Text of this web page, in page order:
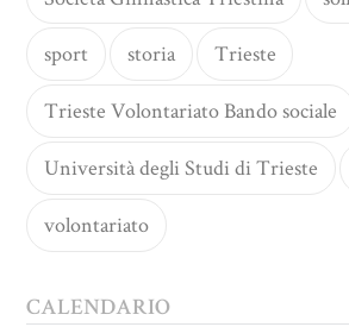
sport storia Trieste
Trieste Volontariato Bando sociale
Università degli Studi di Trieste
volontariato
CALENDARIO